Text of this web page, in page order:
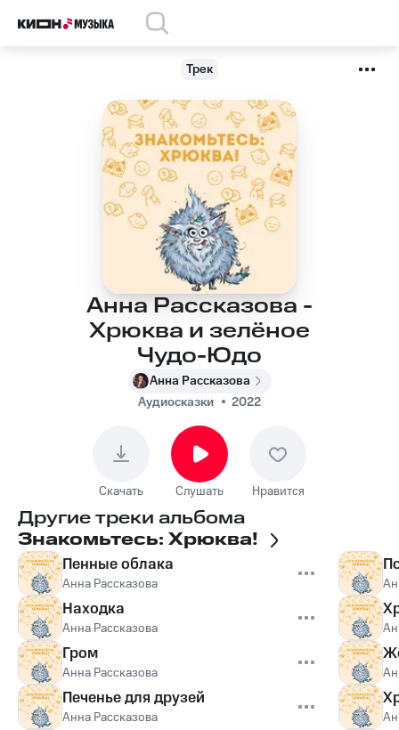
Трек
Анна Рассказова -
Хрюква и зелёное
Чудо-Юдо
Анна Рассказова
Аудиосказки
2022
Скачать Слушать Нравится
Другие треки альбома
Знакомьтесь: Хрюква!
Пенные облака
Анна Рассказова
Находка
Анна Рассказова
Гром
Анна Рассказова
Печенье для друзей
Анна Рассказова